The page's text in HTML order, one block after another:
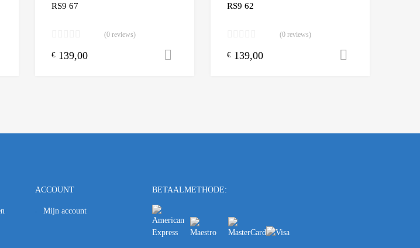
Toevoegen aan winkelwagen
RS9 67
(0 reviews)
€ 139,00 Toevoegen aan winkelwagen
RS9 62
(0 reviews)
€ 139,00
ACCOUNT
Mijn account
BETAALMETHODE: